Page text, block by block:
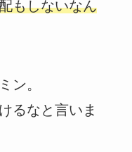
もしないなん
ン。
るなと言いま